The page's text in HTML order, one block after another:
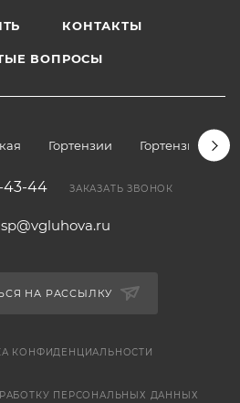
КОНТАКТЫ
ВОПРОСЫ
Гортензии Гортензии
43-44 ЗАКАЗАТЬ ЗВОНОК
НА РАССЫЛКУ
КОНФИДЕНЦИАЛЬНОСТИ
ПЕРСОНАЛЬНЫХ ДАННЫХ